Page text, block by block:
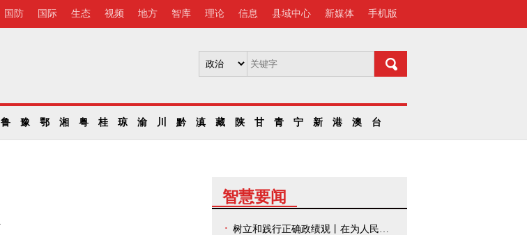
国防 国际 生态 视频 地方 智库 理论 信息 县域中心 新媒体 手机版
鲁 豫 鄂 湘 粤 桂 琼 渝 川 黔 滇 藏 陕 甘 青 宁 新 港 澳 台
智慧要闻
树立和践行正确政绩观丨在为人民出政绩、以实干出政绩上走在前、作示范——中央和国家机关、人民团体扎实开展树立和践行正确政绩观学习教育